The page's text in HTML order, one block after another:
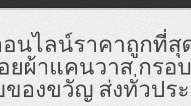
นไลน์ราคาถูกที่สุ
ผ้าแคนวาส กรอ
องขวัญ ส่งทั่วปร